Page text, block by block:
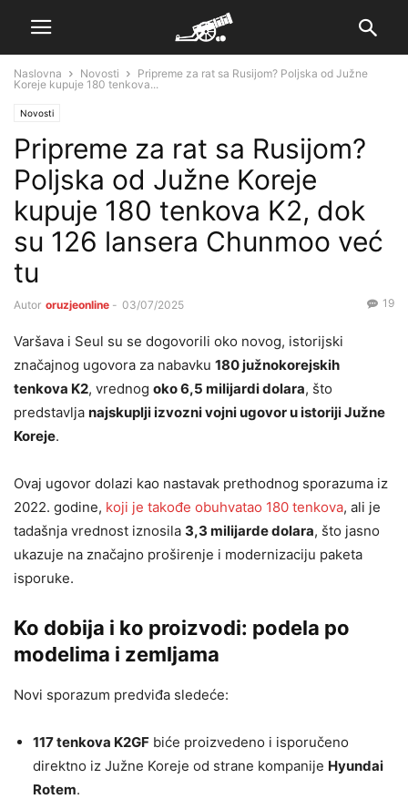
Naslovna Novosti
Pripreme za rat sa Rusijom? Poljska od Južne
Koreje kupuje 180 tenkova...
Novosti
Pripreme za rat sa Rusijom?
Poljska od Južne Koreje
kupuje 180 tenkova K2, dok
su 126 lansera Chunmoo već
tu
Autor oruzjeonline - 03/07/2025 19
Varšava i Seul su se dogovorili oko novog, istorijski
značajnog ugovora za nabavku 180 južnokorejskih
tenkova K2, vrednog oko 6,5 milijardi dolara, što
predstavlja najskuplji izvozni vojni ugovor u istoriji Južne
Koreje.
Ovaj ugovor dolazi kao nastavak prethodnog sporazuma iz
2022. godine, koji je takođe obuhvatao 180 tenkova, ali je
tadašnja vrednost iznosila 3,3 milijarde dolara, što jasno
ukazuje na značajno proširenje i modernizaciju paketa
isporuke.
Ko dobija i ko proizvodi: podela po
modelima i zemljama
Novi sporazum predviđa sledeće:
117 tenkova K2GF biće proizvedeno i isporučeno
direktno iz Južne Koreje od strane kompanije Hyundai
Rotem.